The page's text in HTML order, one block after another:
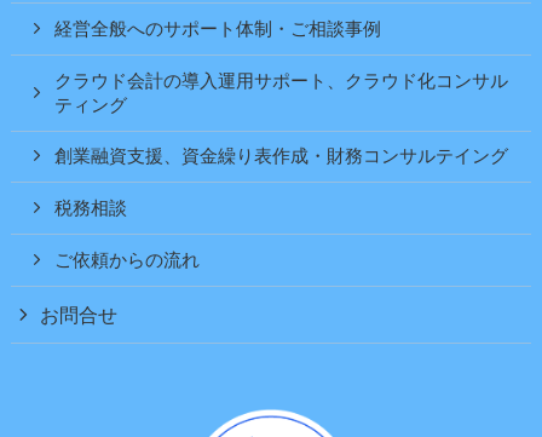
経営全般へのサポート体制・ご相談事例
クラウド会計の導入運用サポート、クラウド化コンサル
ティング
創業融資支援、資金繰り表作成・財務コンサルテイング
税務相談
ご依頼からの流れ
お問合せ